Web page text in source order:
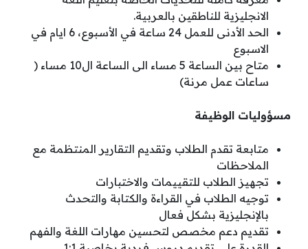
الانجليزية للناطقين بالعربية.
الحد الأدنى للعمل 24 ساعة في الأسبوع، 6 ايام في
الاسبوع
متاح بين الساعة 5 مساء الى الساعة ال10 مساء (
ساعات عمل مرنة)
مسؤوليات الوظيفة
متابعة تقدم الطلاب وتقديم التقارير المنتظمة مع
الملاحظات
تجهيز الطلاب للتقييمات والاختبارات
توجيه الطلاب في القراءة والكتابة والتحدث
بالإنجليزية بشكل فعال
تقديم دعم مخصص لتحسين مهارات اللغة والفهم